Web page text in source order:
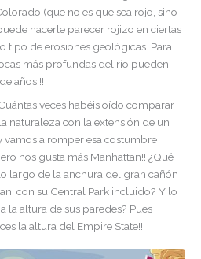
(que no es que sea rojo, sino
hacerle parecer rojizo en ciertas
tipo de erosiones geológicas. Para
más profundas del río pueden
años!!!
veces habéis oído comparar
naturaleza con la extensión de un
a romper esa costumbre
nos gusta más Manhattan!! ¿Qué
largo de la anchura del gran cañón
con su Central Park incluido? Y lo
la altura de sus paredes? Pues
la altura del Empire State!!!